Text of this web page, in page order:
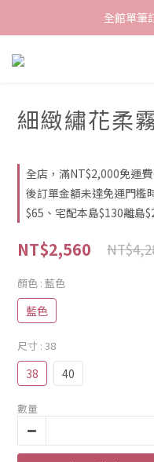
歡迎光臨 RED 全館單筆
歡迎光臨 RED
細緻繡花柔
全店，滿NT$2,000免運
後訂單金額未達免運門檻
$65、宅配本島$130離島
NT$2,560
顏色 : 藍色
藍色
尺寸 : 38
38 40
數量